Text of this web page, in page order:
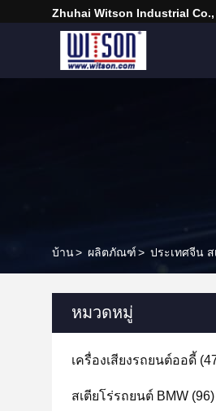
Zhuhai Witson Industrial
บ้าน> ผลิตภัณฑ์> ประเทศจีน ส
หมวดหมู่
เครื่องเสียงรถยนต์ออดี้
สเตียโร่รถยนต์ BMW (96)